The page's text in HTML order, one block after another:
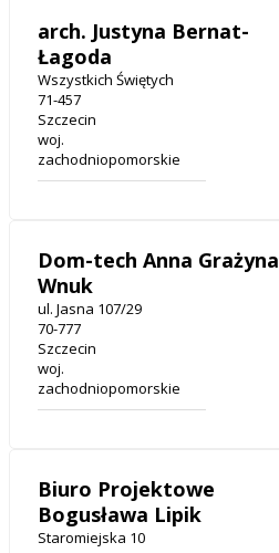
arch. Justyna Bernat-
Łagoda
Wszystkich Świętych
71-457
Szczecin
woj.
zachodniopomorskie
Dom-tech Anna Grażyna
Wnuk
ul. Jasna 107/29
70-777
Szczecin
woj.
zachodniopomorskie
Biuro Projektowe
Bogusława Lipik
Staromiejska 10